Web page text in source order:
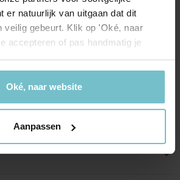
er natuurlijk van uitgaan dat dit
veilig gebeurt. Klik op 'Oké, naar
accepteren of pas handmatig je
Oké, naar website
Aanpassen
Aalsterweg 134c
5615 CJ Eindhoven
eindhoven@heuvel.nl
040 - 78 20 849